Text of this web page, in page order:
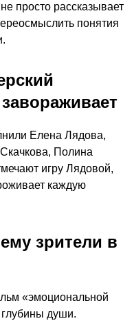
просто рассказывает
понятия
Елена Лядова,
Полина
игру Лядовой,
каждую
зрители в
«эмоциональной
души.